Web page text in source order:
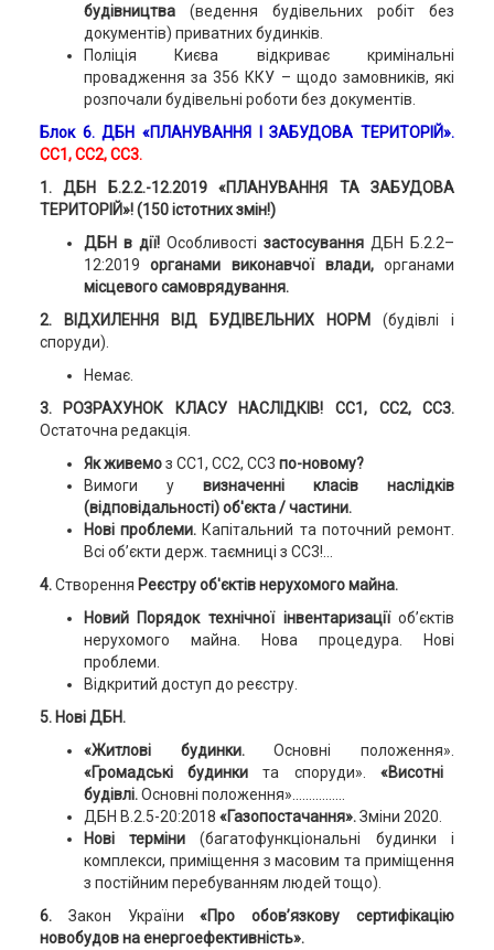
будівництва (ведення будівельних робіт без
документів) приватних будинків.
Поліція Києва відкриває кримінальні
провадження за 356 ККУ – щодо замовників, які
розпочали будівельні роботи без документів.
Блок 6.ДБН «ПЛАНУВАННЯ І ЗАБУДОВА ТЕРИТОРІЙ».
СС1, СС2, СС3.
1 .
ДБН Б.2.2.-12.2019 «ПЛАНУВАННЯ ТА ЗАБУДОВА
ТЕРИТОРІЙ»!(150 істотних змін!)
ДБН в дії! ОсобливостізастосуванняДБН Б.2.2–
12:2019органами виконавчої влади,органами
місцевого самоврядування.
2. ВІДХИЛЕННЯ ВІД БУДІВЕЛЬНИХ НОРМ
(будівлі і
споруди).
Немає.
3.
РОЗРАХУНОК КЛАСУ НАСЛІДКІВ!
СС1, СС2, СС3.
Остаточна редакція.
Як живемоз СС1, СС2, СС3 по-новому?
Вимоги увизначенні класів наслідків
(відповідальності) об'єкта / частини.
Нові проблеми. Капітальний та поточний ремонт.
Всі об’єкти держ. таємниці з СС3!...
4.Створення Реєстру об'єктів нерухомого майна.
Новий Порядок технічної інвентаризаціїоб’єктів
нерухомого майна. Нова процедура. Нові
проблеми.
Відкритий доступ до реєстру.
5. Нові ДБН.
«Житлові будинки.Основні положення».
«Громадські будинкита споруди». «Висотні
будівлі.Основні положення»................
ДБН В.2.5-20:2018 «Газопостачання».Зміни 2020.
Нові терміни (багатофункціональні будинки і
комплекси, приміщення з масовим та приміщення
з постійним перебуванням людей тощо).
6. Закон України«Про обов’язкову сертифікацію
новобудов на енергоефективність».